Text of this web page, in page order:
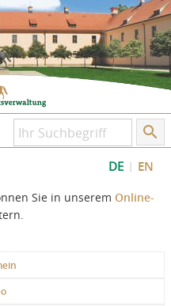
EN
DE
Sie in unserem Online-